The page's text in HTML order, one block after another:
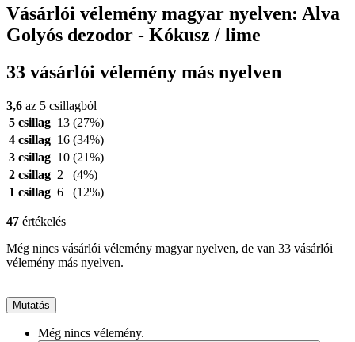
Vásárlói vélemény magyar nyelven: Alva
Golyós dezodor - Kókusz / lime
33 vásárlói vélemény más nyelven
3,6 az 5 csillagból
5 csillag 13 (27%)
4 csillag 16 (34%)
3 csillag 10 (21%)
2 csillag 2
(4%)
1 csillag 6 (12%)
47 értékelés
Még nincs vásárlói vélemény magyar nyelven, de van 33 vásárlói
vélemény más nyelven.
Mutatás
Még nincs vélemény.